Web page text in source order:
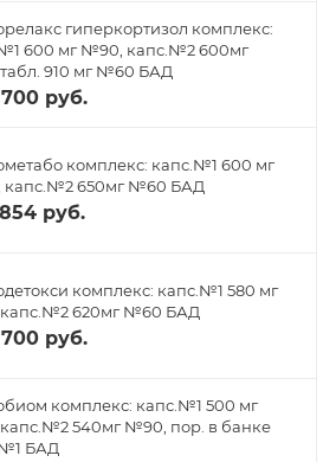
гиперкортизол комплекс:
600 мг №90, капс.№2 600мг
910 мг №60 БАД
руб.
комплекс: капс.№1 600 мг
капс.№2 650мг №60 БАД
руб.
комплекс: капс.№1 580 мг
620мг №60 БАД
руб.
комплекс: капс.№1 500 мг
540мг №90, пор. в банке
БАД